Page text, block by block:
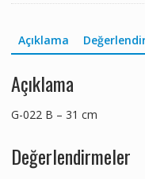
Açıklama
Açıklama
G-022 B – 31 cm
Değerlendirmeler